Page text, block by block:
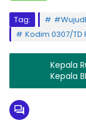
Tag:
Kodim 0307/
Kepala
Kepala